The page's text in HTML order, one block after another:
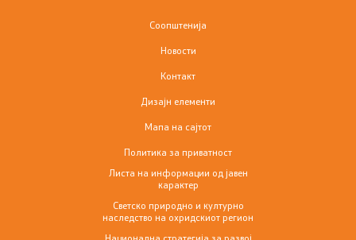
Соопштенија
Новости
Контакт
Дизајн елементи
Мапа на сајтот
Политика за приватност
Листа на информации од јавен
карактер
Светско природно и културно
наследство на охридскиот регион
Национална стратегија за развој